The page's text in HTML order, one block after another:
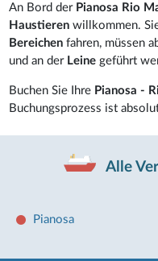
An Bord der Pianosa Rio
Haustierenwillkommen.
Bereichenfahren, müssen
und an der Leinegeführt
Buchen Sie Ihre Pianosa -
Buchungsprozess ist
Alle
Pianosa